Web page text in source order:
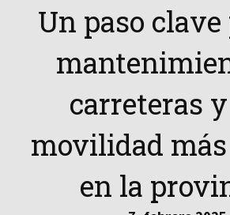
Un paso clave
carreteras
movilidad
en la